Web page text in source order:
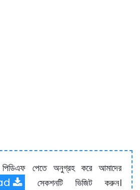
পেতে অনুগ্রহ করে আমাদের
সেকশনটি ভিজিট করুন।